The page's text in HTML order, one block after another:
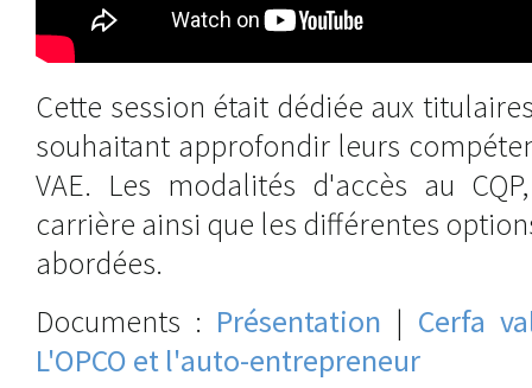
Cette session était dédiée aux
souhaitant approfondir leurs
VAE. Les modalités d'accès au
carrière ainsi que les différentes
abordées.
Documents : Présentation | Cerfa
L'OPCO et l'auto-entrepreneur